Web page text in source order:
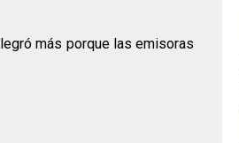
más porque las emisoras